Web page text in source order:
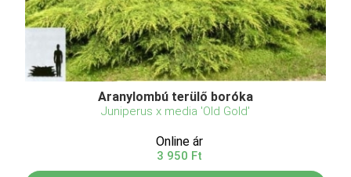
Aranylombú terülő boróka
Juniperus x media 'Old Gold'
Online ár
3 950 Ft